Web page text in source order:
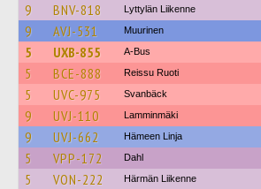
9 BNV-818 Lyttylän Liikenne
9 AVJ-531 Muurinen
5 UXB-855 A-Bus
5 BCE-888 Reissu Ruoti
5 UVC-975 Svanbäck
9 UVJ-110 Lamminmäki
9 UVJ-662 Hämeen Linja
5 VPP-172 Dahl
5 VON-222 Härmän Liikenne